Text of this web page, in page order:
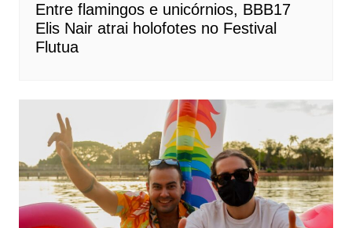
Entre flamingos e unicórnios, BBB17
Elis Nair atrai holofotes no Festival
Flutua